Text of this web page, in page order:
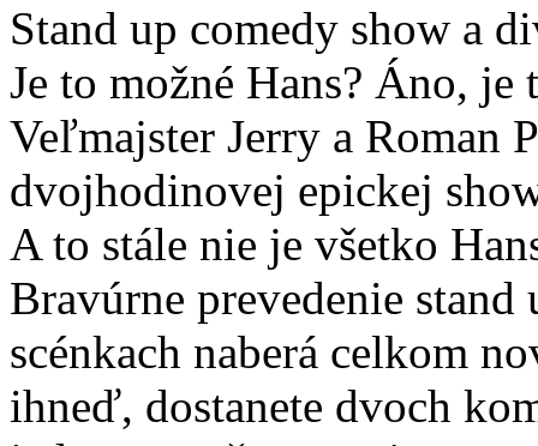
Stand up comedy show a
Je to možné Hans? Áno, je
Veľmajster Jerry a Roman
dvojhodinovej epickej
A to stále nie je všetko
Bravúrne prevedenie
scénkach naberá celkom
ihneď, dostanete dvoch